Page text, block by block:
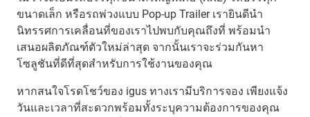
ขนาดเล็ก หรือรถพ่วงแบบ Pop-up Trailer เรายินดีนำ
นิทรรศการเคลื่อนที่ของเราไปพบกับคุณถึงที่ พร้อมนำ
เสนอผลิตภัณฑ์ตัวใหม่ล่าสุด จากนั้นเราจะร่วมกันหา
โซลูชันที่ดีที่สุดสำหรับการใช้งานของคุณ
หากสนใจโรดโชว์ของ igus ทางเรามีบริการจอง เพียงแจ้ง
วันและเวลาที่สะดวกพร้อมทั้งระบุความต้องการของคุณ